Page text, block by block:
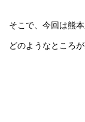
そこで、今回は熊
どのようなところ